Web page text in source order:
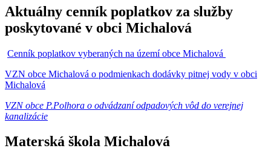
Aktuálny cenník poplatkov za služby
poskytované v obci Michalová
Cenník poplatkov vyberaných na území obce Michalová
VZN obce Michalová o podmienkach dodávky pitnej vody v obci
Michalová
VZN obce P.Polhora o odvádzaní odpadových vôd do verejnej
kanalizácie
Materská škola Michalová